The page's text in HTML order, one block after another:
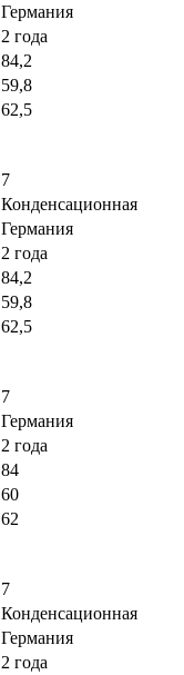
Германия
2 года
84,2
59,8
62,5
7
Конденсационная
Германия
2 года
84,2
59,8
62,5
7
Германия
2 года
84
60
62
7
Конденсационная
Германия
2 года